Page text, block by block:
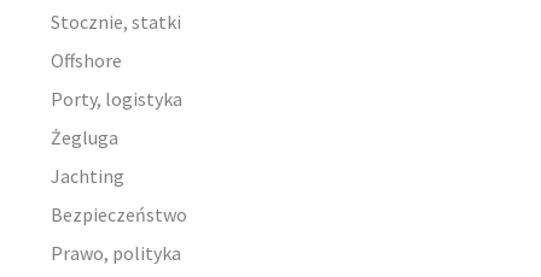
Stocznie, statki
Offshore
Porty, logistyka
Żegluga
Jachting
Bezpieczeństwo
Prawo, polityka